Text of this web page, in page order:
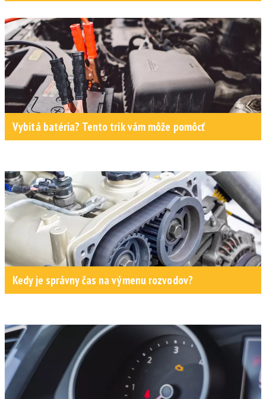
Vybitá batéria? Tento trik vám môže pomôcť
Kedy je správny čas na výmenu rozvodov?